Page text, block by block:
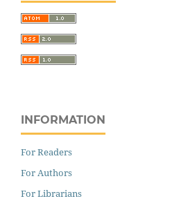
INFORMATION
For Readers
For Authors
For Librarians